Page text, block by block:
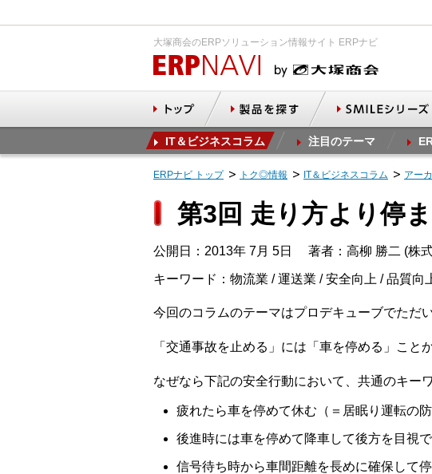
大塚商会のERPソリューション情報サイト ERPナビ
IT＆ビジネスコラム 注目のテーマ
ERPナビ トップ トク◎情報 IT＆ビジネスコラム アー
第3回 走り方より停
公開日：2013年 7月 5日 著者：高柳 勝二 (株
キーワード：物流業 / 運送業 / 安全向上 / 品質向
今回のコラムのテーマはプロデキューブでただ
「交通事故を止める」には「車を停める」こと
なぜなら下記の安全行動において、共通のキー
疲れたら車を停めて休む（＝居眠り運転の防
後進時には車を停めて降車して後方を目視
信号待ち時から車間距離を長めに確保して